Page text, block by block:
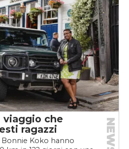
viaggio che
ragazzi
Bonnie Koko hanno
NEWS